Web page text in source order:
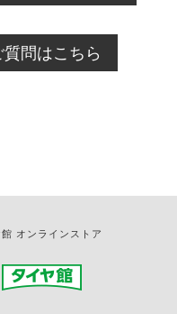
ている場合のご予約
接ご予約の店舗まで
問はこちら
オンラインストア